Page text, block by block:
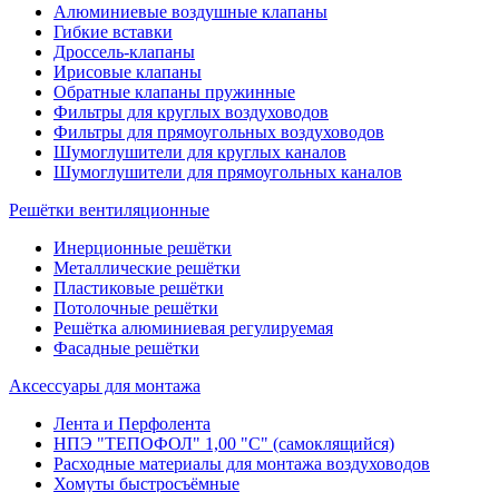
Алюминиевые воздушные клапаны
Гибкие вставки
Дроссель-клапаны
Ирисовые клапаны
Обратные клапаны пружинные
Фильтры для круглых воздуховодов
Фильтры для прямоугольных воздуховодов
Шумоглушители для круглых каналов
Шумоглушители для прямоугольных каналов
Решётки вентиляционные
Инерционные решётки
Металлические решётки
Пластиковые решётки
Потолочные решётки
Решётка алюминиевая регулируемая
Фасадные решётки
Аксессуары для монтажа
Лента и Перфолента
НПЭ "ТЕПОФОЛ" 1,00 "С" (самоклящийся)
Расходные материалы для монтажа воздуховодов
Хомуты быстросъёмные